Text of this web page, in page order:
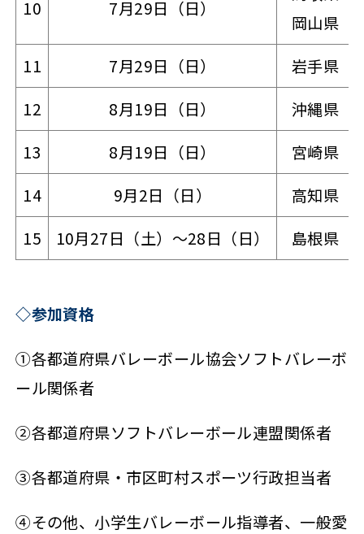
10 7月29日（日）
岡山県
11
7月29日（日）
岩手県
12
8月19日（日）
沖縄県
13
8月19日（日）
宮崎県
14
9月2日（日）
高知県
15
10月27日（土）～28日（日） 島根県
◇参加資格
①各都道府県バレーボール協会ソフトバレーボ
ール関係者
②各都道府県ソフトバレーボール連盟関係者
③各都道府県・市区町村スポーツ行政担当者
④その他、小学生バレーボール指導者、一般愛